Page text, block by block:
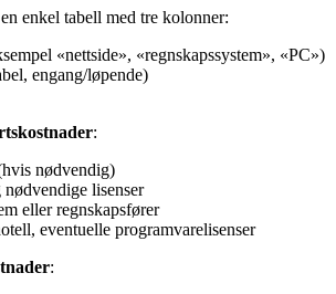
enkel tabell med tre kolonner:
«nettside», «regnskapssystem», «PC»)
engang/løpende)
:
nødvendig)
lisenser
eller regnskapsfører
eventuelle programvarelisenser
: